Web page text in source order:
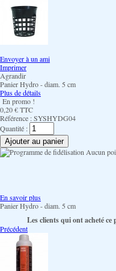
Envoyer à un ami
Imprimer
Agrandir
Panier Hydro - diam. 5 cm
Plus de détails
En promo !
0,20 €TTC
Référence :SYSHYDG04
Quantité :
Aucun
En savoir plus
Panier Hydro - diam. 5 cm
Les clients qui ont acheté
Précédent